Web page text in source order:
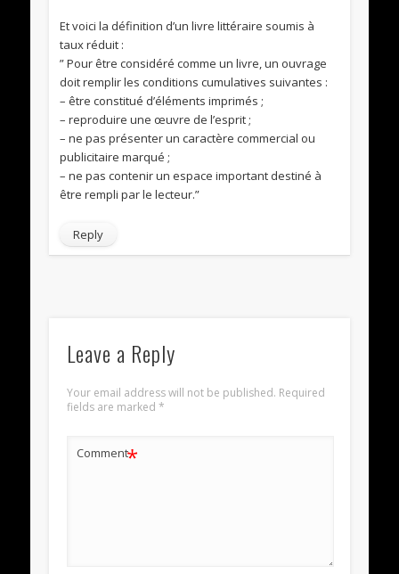
Et voici la définition d’un livre littéraire soumis à
taux réduit :
” Pour être considéré comme un livre, un ouvrage
doit remplir les conditions cumulatives suivantes :
– être constitué d’éléments imprimés ;
– reproduire une œuvre de l’esprit ;
– ne pas présenter un caractère commercial ou
publicitaire marqué ;
– ne pas contenir un espace important destiné à
être rempli par le lecteur.”
Reply
Leave a Reply
Your email address will not be published. Required
fields are marked *
Comment*